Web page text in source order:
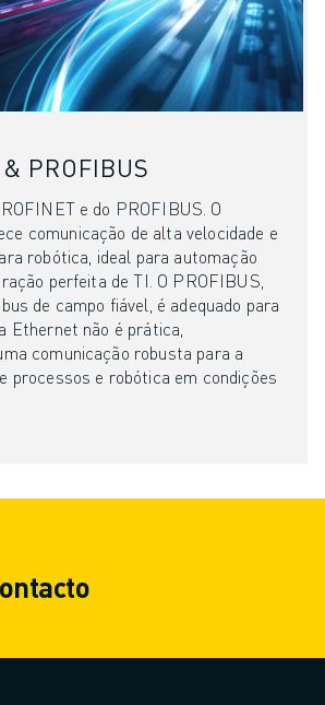
PROFIBUS
e do PROFIBUS. O
comunicação de alta velocidade e
robótica, ideal para automação
perfeita de TI. O PROFIBUS,
de campo fiável, é adequado para
Ethernet não é prática,
comunicação robusta para a
processos e robótica em condições